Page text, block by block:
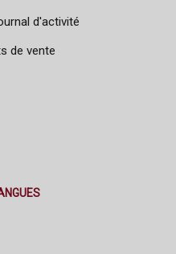
d'activité
de vente